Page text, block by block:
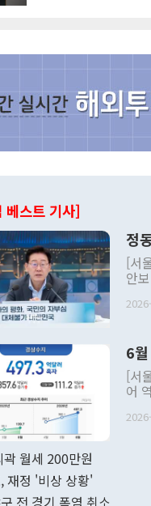
베스트 기사]
정
[서
안
발
주
관
관
관
다. [정동영 통일부 장관이 지난달 23일 오후 서울 종로구 정부서울청사에
6
[서
어
료=한국은행] 한국은
곽 월세 200만원
재정 '비상 상황'